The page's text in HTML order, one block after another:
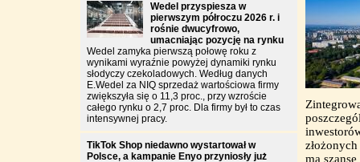
ma
Wedel przyspiesza w
pierwszym półroczu 2026 r. i
rośnie dwucyfrowo,
umacniając pozycję na rynku
Wedel zamyka pierwszą połowę roku z
wynikami wyraźnie powyżej dynamiki rynku
słodyczy czekoladowych. Według danych
E.Wedel za NIQ sprzedaż wartościowa firmy
zwiększyła się o 11,3 proc., przy wzroście
całego rynku o 2,7 proc. Dla firmy był to czas
intensywnej pracy.
TikTok Shop niedawno wystartował w
Polsce, a kampanie Enyo przyniosły już